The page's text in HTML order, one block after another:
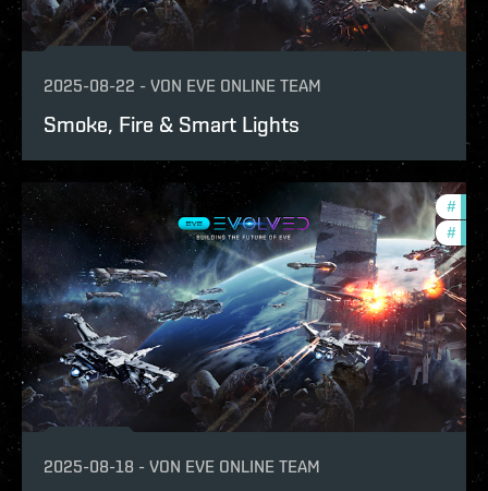
2025-08-22 - VON EVE ONLINE TEAM
Smoke, Fire & Smart Lights
#
#
2025-08-18 - VON EVE ONLINE TEAM